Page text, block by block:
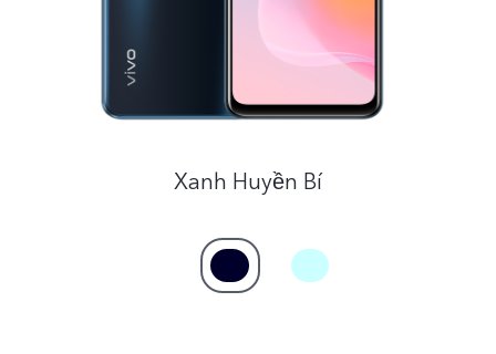
Việt Nam | Chọn quốc gia/khu vực
Xanh Huyền Bí